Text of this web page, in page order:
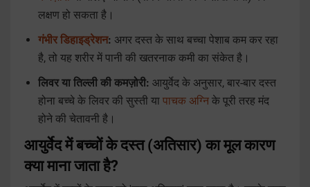
लक्षण हो सकता है।
गंभीर डिहाइड्रेशन: अगर दस्त के साथ बच्चा पेशाब कम कर रहा
है, तो यह शरीर में पानी की खतरनाक कमी का संकेत है।
लिवर या तिल्ली की कमज़ोरी: आयुर्वेद के अनुसार, बार-बार दस्त
होना बच्चे के लिवर की सुस्ती या पाचक अग्नि के पूरी तरह मंद
होने की चेतावनी है।
आयुर्वेद में बच्चों के दस्त (अतिसार) का मूल कारण
क्या माना जाता है?